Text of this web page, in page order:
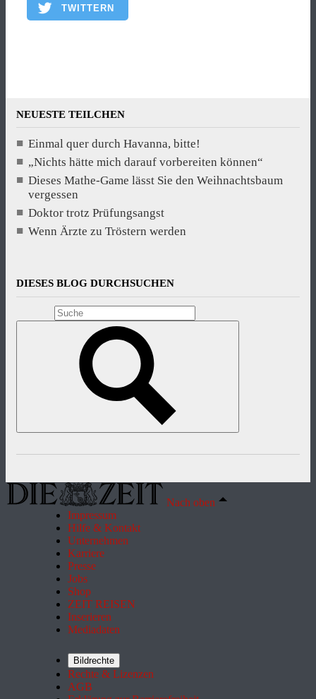
TWITTERN
NEUESTE TEILCHEN
Einmal quer durch Havanna, bitte!
„Nichts hätte mich darauf vorbereiten können“
Dieses Mathe-Game lässt Sie den Weihnachtsbaum
vergessen
Doktor trotz Prüfungsangst
Wenn Ärzte zu Tröstern werden
DIESES BLOG DURCHSUCHEN
Nach oben
Impressum
Hilfe & Kontakt
Unternehmen
Karriere
Presse
Jobs
Shop
ZEIT REISEN
Inserieren
Mediadaten
Bildrechte
Rechte & Lizenzen
AGB